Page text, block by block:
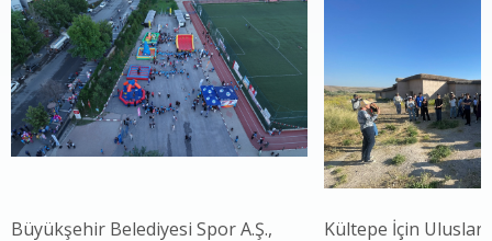
Büyükşehir Belediyesi Spor A.Ş.,
Kültepe İçin